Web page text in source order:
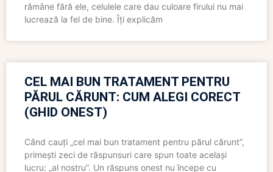
rămâne fără ele, celulele care dau culoare firului nu mai
lucrează la fel de bine. Îți explicăm
CEL MAI BUN TRATAMENT PENTRU
PĂRUL CĂRUNT: CUM ALEGI CORECT
(GHID ONEST)
Când cauți „cel mai bun tratament pentru părul cărunt”,
primești zeci de răspunsuri care spun toate același
lucru: „al nostru”. Un răspuns onest nu începe cu